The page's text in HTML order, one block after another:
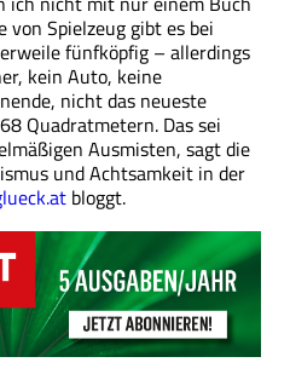
von Spielzeug gibt es bei
fünfköpfig – allerdings
kein Auto, keine
nicht das neueste
Quadratmetern. Das sei
Ausmisten, sagt die
und Achtsamkeit in der
bloggt.